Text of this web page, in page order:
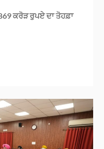
ਕਰੋੜ ਰੁਪਏ ਦਾ ਤੋਹਫ਼ਾ